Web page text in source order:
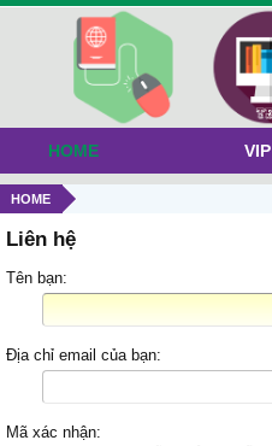
HOME
Liên hệ
Tên bạn:
Địa chỉ email của bạn:
Mã xác nhận:
HOME VIP